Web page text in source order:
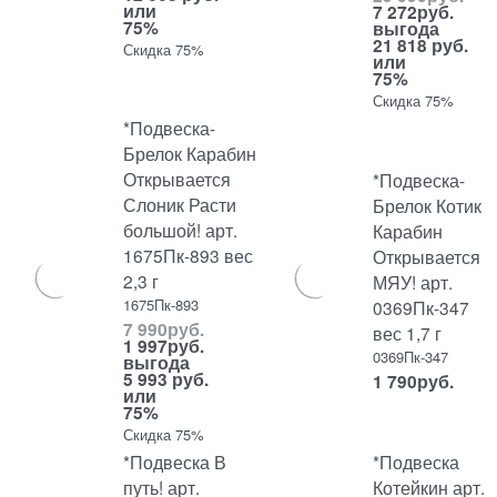
или
75%
Скидка 75%
7 272руб.
выгода
21 818 руб.
или
75%
Скидка 75%
*Подвеска-
Брелок Карабин
Открывается
Слоник Расти
большой! арт.
1675Пк-893 вес
2,3 г
1675Пк-893
7 990руб.
1 997руб.
выгода
5 993 руб.
или
75%
Скидка 75%
*Подвеска-
Брелок Котик
Карабин
Открывается
МЯУ! арт.
0369Пк-347
вес 1,7 г
0369Пк-347
1 790руб.
*Подвеска В
путь! арт.
*Подвеска
Котейкин арт.